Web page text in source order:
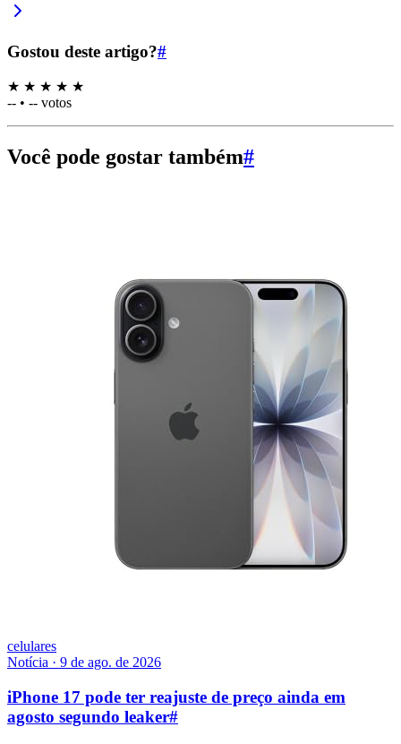
Gostou deste artigo?#
★ ★ ★ ★ ★
-- • -- votos
Você pode gostar também#
celulares
Notícia · 9 de ago. de 2026
iPhone 17 pode ter reajuste de preço ainda em
agosto segundo leaker#